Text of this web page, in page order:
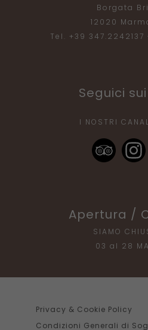
Borgata
12020
Tel. +39
Seguici
I NOSTRI
Apertura /
SIAMO
03 al 28
Privacy & Cookie Policy
Condizioni Generali di